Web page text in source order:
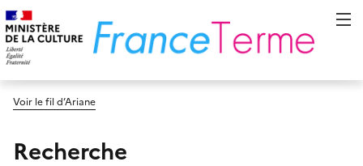
Voir le fil d’Ariane
Recherche